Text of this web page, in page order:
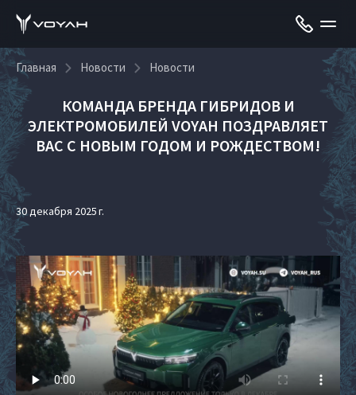
Главная Новости Новости
КОМАНДА БРЕНДА ГИБРИДОВ И
ЭЛЕКТРОМОБИЛЕЙ VOYAH ПОЗДРАВЛЯЕТ
ВАС С НОВЫМ ГОДОМ И РОЖДЕСТВОМ!
30 декабря 2025 г.